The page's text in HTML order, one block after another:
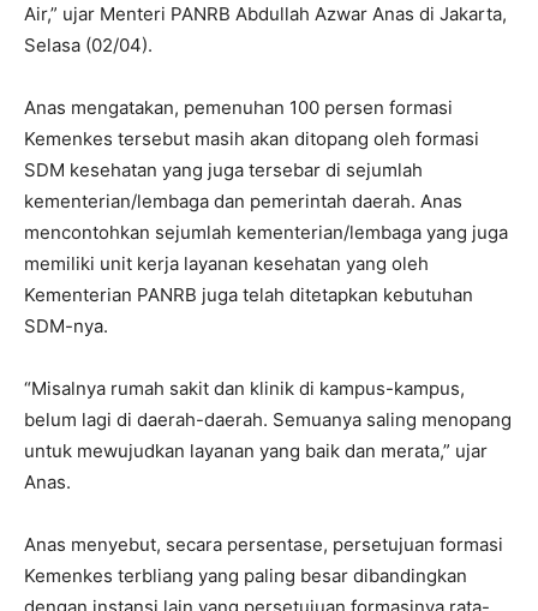
Air,” ujar Menteri PANRB Abdullah Azwar Anas di Jakarta,
Selasa (02/04).
Anas mengatakan, pemenuhan 100 persen formasi
Kemenkes tersebut masih akan ditopang oleh formasi
SDM kesehatan yang juga tersebar di sejumlah
kementerian/lembaga dan pemerintah daerah. Anas
mencontohkan sejumlah kementerian/lembaga yang juga
memiliki unit kerja layanan kesehatan yang oleh
Kementerian PANRB juga telah ditetapkan kebutuhan
SDM-nya.
“Misalnya rumah sakit dan klinik di kampus-kampus,
belum lagi di daerah-daerah. Semuanya saling menopang
untuk mewujudkan layanan yang baik dan merata,” ujar
Anas.
Anas menyebut, secara persentase, persetujuan formasi
Kemenkes terbliang yang paling besar dibandingkan